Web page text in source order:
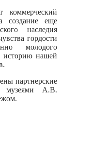
создание еще
наследия
гордости
молодого
историю нашей
партнерские
музеями А.В.